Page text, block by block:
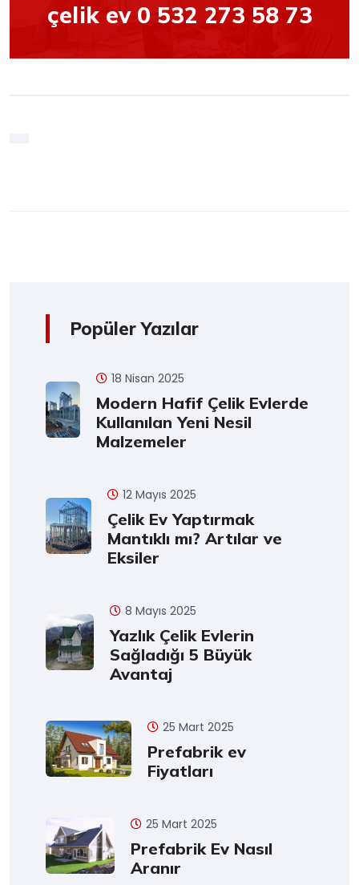
çelik ev 0 532 273 58 73
Popüler Yazılar
18 Nisan 2025
Modern Hafif Çelik Evlerde
Kullanılan Yeni Nesil
Malzemeler
12 Mayıs 2025
Çelik Ev Yaptırmak
Mantıklı mı? Artılar ve
Eksiler
8 Mayıs 2025
Yazlık Çelik Evlerin
Sağladığı 5 Büyük
Avantaj
25 Mart 2025
Prefabrik ev
Fiyatları
25 Mart 2025
Prefabrik Ev Nasıl
Aranır